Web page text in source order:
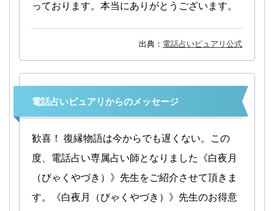
っております。本当にありがとうございます。
出典： 電話占いピュアリ公式
電話占いピュアリからのメッセージ
歓喜！ 復縁物語は今からでも遅くない。この
度、電話占い専属占い師となりました《白夜月
（びゃくやづき）》先生をご紹介させて頂きま
す。《白夜月（びゃくやづき）》先生のお得意